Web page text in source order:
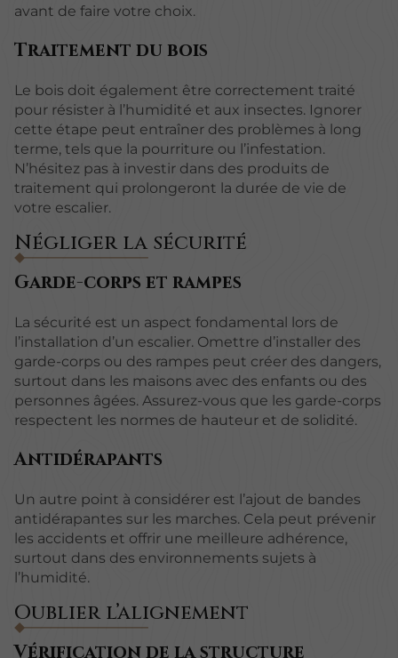
avant de faire votre choix.
Traitement du bois
Le bois doit également être correctement traité
pour résister à l’humidité et aux insectes. Ignorer
cette étape peut entraîner des problèmes à long
terme, tels que la pourriture ou l’infestation.
N’hésitez pas à investir dans des produits de
traitement qui prolongeront la durée de vie de
votre escalier.
Négliger la sécurité
Garde-corps et rampes
La sécurité est un aspect fondamental lors de
l’installation d’un escalier. Omettre d’installer des
garde-corps ou des rampes peut créer des dangers,
surtout dans les maisons avec des enfants ou des
personnes âgées. Assurez-vous que les garde-corps
respectent les normes de hauteur et de solidité.
Antidérapants
Un autre point à considérer est l’ajout de bandes
antidérapantes sur les marches. Cela peut prévenir
les accidents et offrir une meilleure adhérence,
surtout dans des environnements sujets à
l’humidité.
Oublier l’alignement
Vérification de la structure